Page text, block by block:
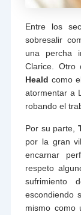
Entre los
sobresalir
una percha
Clarice. Otro
Heald como
atormentar a
robando el
Por su parte,
por la gran
encarnar
respeto
sufrimiento
escondiendo
mismo como